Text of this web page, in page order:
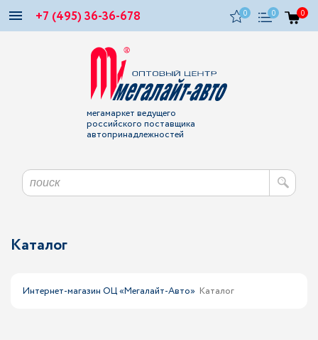
+7 (495) 36-36-678 0 0 0
мегамаркет ведущего
российского поставщика
автопринадлежностей
Каталог
Интернет-магазин ОЦ «Мегалайт-Авто» Каталог